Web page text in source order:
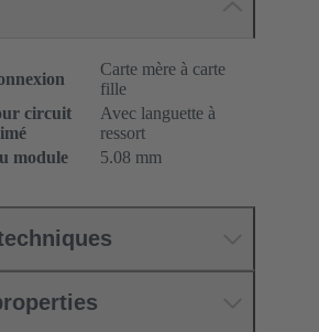
Carte mère à carte
fille
circuit
Avec languette à
ressort
module
5.08 mm